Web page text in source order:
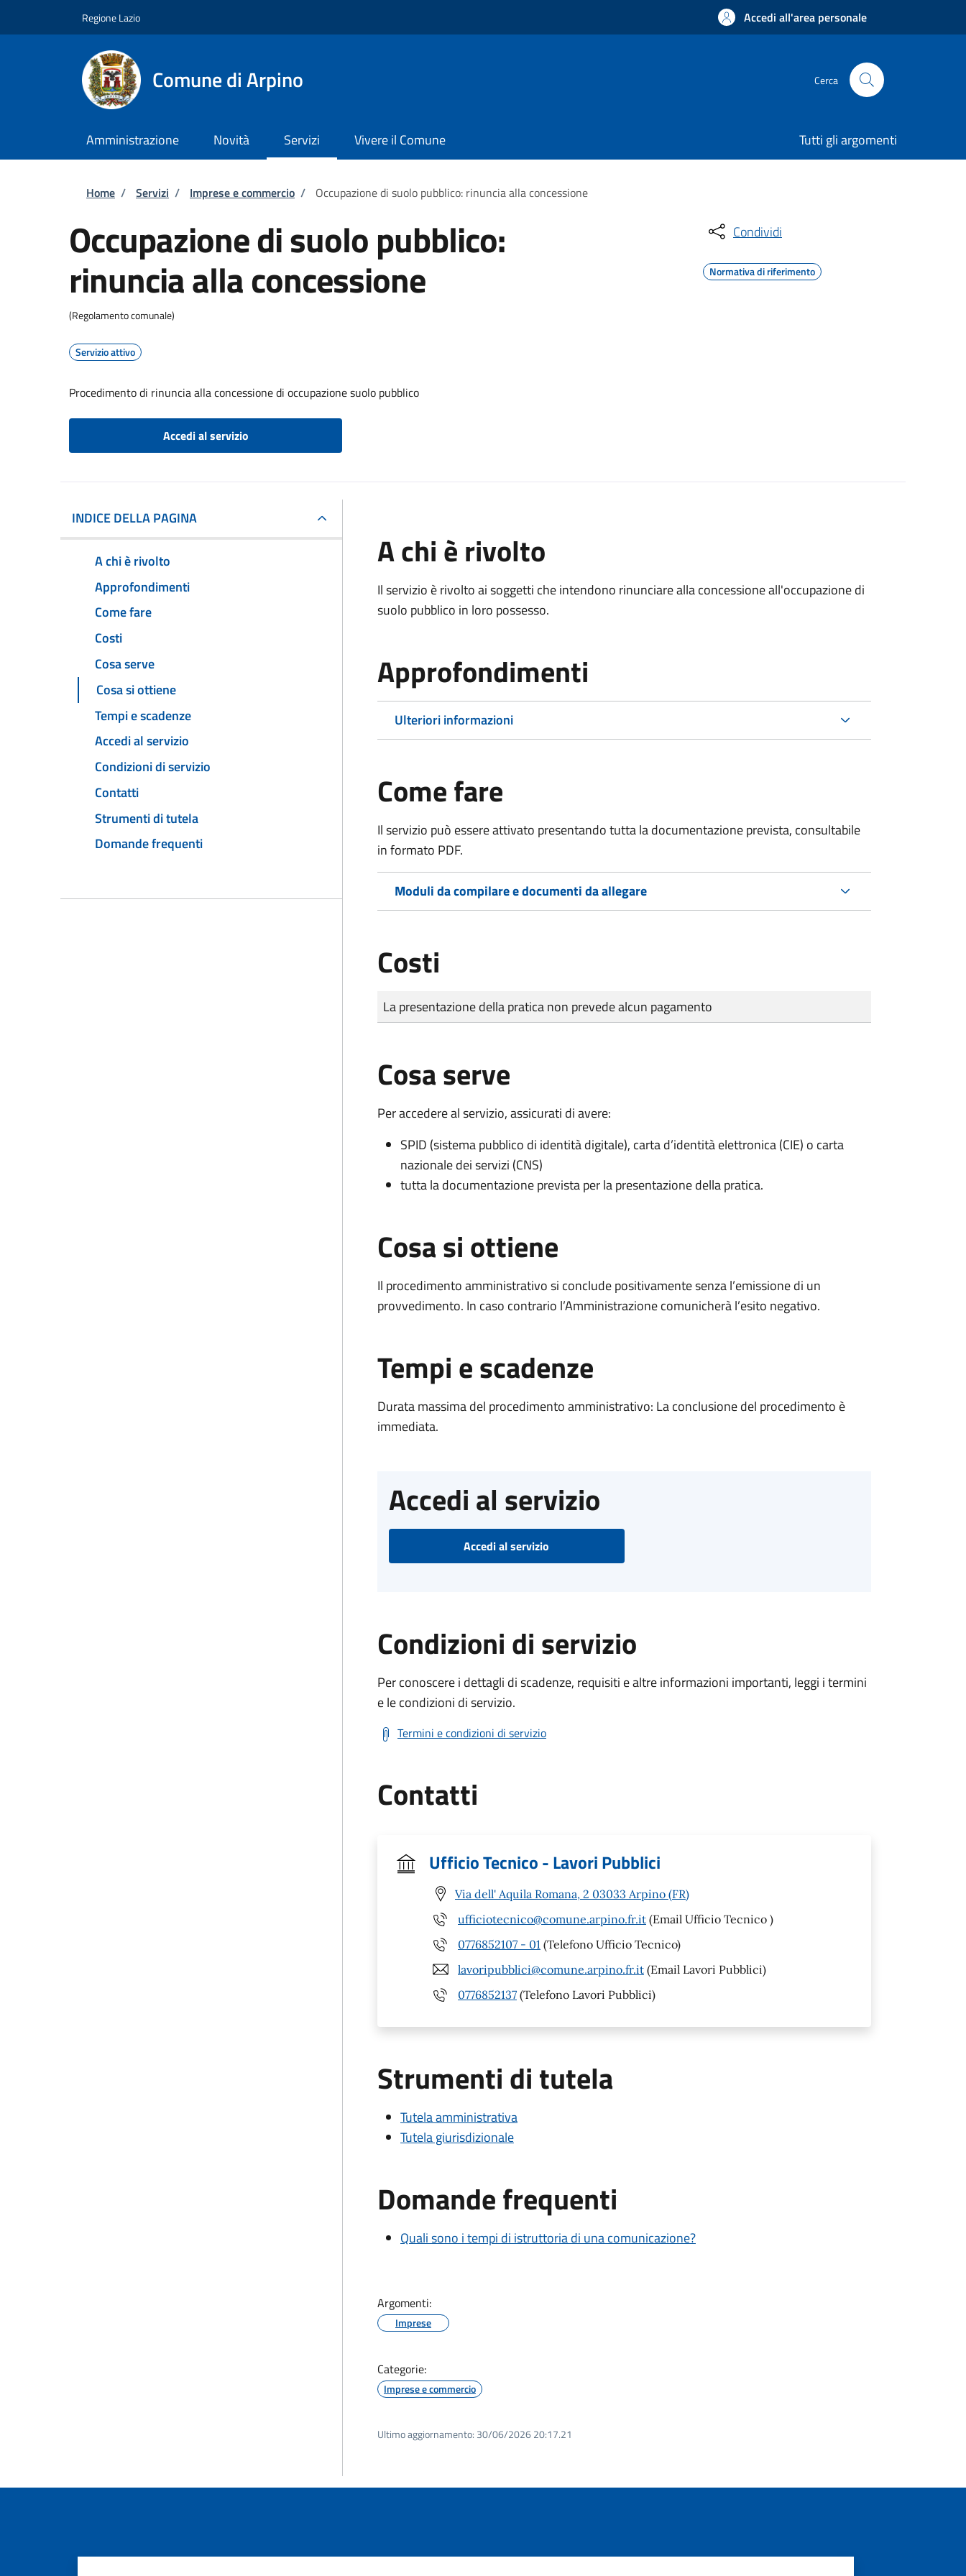
Regione Lazio Accedi all'area personale
Comune di Arpino Cerca
Amministrazione Novità Servizi Vivere il Comune Tutti gli argomenti
Briciole di pane
Home / Servizi / Imprese e commercio / Occupazione di suolo pubblico: rinuncia alla concessione
Occupazione di suolo pubblico:
rinuncia alla concessione
(Regolamento comunale)
Servizio attivo
Procedimento di rinuncia alla concessione di occupazione suolo pubblico
Accedi al servizio
Condividi
Normativa di riferimento
INDICE DELLA PAGINA
A chi è rivolto
Approfondimenti
Come fare
Costi
Cosa serve
Cosa si ottiene
Tempi e scadenze
Accedi al servizio
Condizioni di servizio
Contatti
Strumenti di tutela
Domande frequenti
A chi è rivolto
Il servizio è rivolto ai soggetti che intendono rinunciare alla concessione all'occupazione di
suolo pubblico in loro possesso.
Approfondimenti
Ulteriori informazioni
Come fare
Il servizio può essere attivato presentando tutta la documentazione prevista, consultabile
in formato PDF.
Moduli da compilare e documenti da allegare
Costi
Tipo di pagamento
Importo
La presentazione della pratica non prevede alcun pagamento
Cosa serve
Per accedere al servizio, assicurati di avere:
SPID (sistema pubblico di identità digitale), carta d’identità elettronica (CIE) o carta
nazionale dei servizi (CNS)
tutta la documentazione prevista per la presentazione della pratica.
Cosa si ottiene
Il procedimento amministrativo si conclude positivamente senza l’emissione di un
provvedimento. In caso contrario l’Amministrazione comunicherà l’esito negativo.
Tempi e scadenze
Durata massima del procedimento amministrativo: La conclusione del procedimento è
immediata.
Accedi al servizio
Accedi al servizio
Condizioni di servizio
Per conoscere i dettagli di scadenze, requisiti e altre informazioni importanti, leggi i termini
e le condizioni di servizio.
Termini e condizioni di servizio
Contatti
Ufficio Tecnico - Lavori Pubblici
Via dell' Aquila Romana, 2 03033 Arpino (FR)
ufficiotecnico@comune.arpino.fr.it (Email Ufficio Tecnico )
0776852107 - 01 (Telefono Ufficio Tecnico)
lavoripubblici@comune.arpino.fr.it (Email Lavori Pubblici)
0776852137 (Telefono Lavori Pubblici)
Strumenti di tutela
Tutela amministrativa
Tutela giurisdizionale
Domande frequenti
Quali sono i tempi di istruttoria di una comunicazione?
Argomenti:
Imprese
Categorie:
Imprese e commercio
Ultimo aggiornamento: 30/06/2026 20:17.21